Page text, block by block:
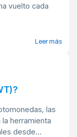
vuelto cada
Leer más
las
herramienta
desde...